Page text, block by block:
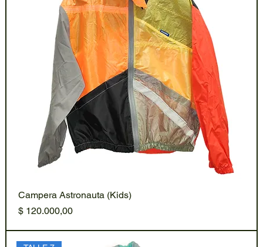
Campera Astronauta (Kids)
Precio
$ 120.000,00